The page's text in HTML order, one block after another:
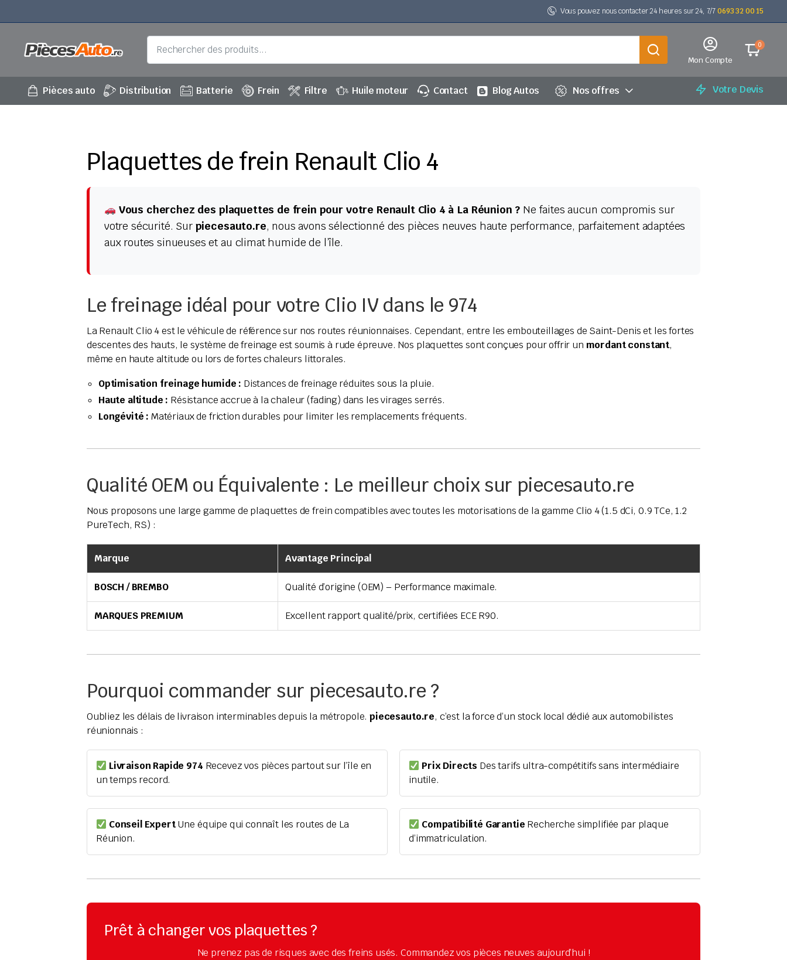
Vous pouvez nous contacter 24 heures sur 24, 7/70693 32 00 15
Mon Compte
0
Pièces auto Distribution Batterie Frein Filtre Huile moteur Contact Blog Autos Nos offres Votre Devis
Plaquettes de frein Renault Clio 4
Vous cherchez des plaquettes de frein pour votre Renault Clio 4 à La Réunion ? Ne faites aucun compromis sur
votre sécurité. Sur piecesauto.re, nous avons sélectionné des pièces neuves haute performance, parfaitement adaptées
aux routes sinueuses et au climat humide de l’île.
Le freinage idéal pour votre Clio IV dans le 974
La Renault Clio 4 est le véhicule de référence sur nos routes réunionnaises. Cependant, entre les embouteillages de Saint-Denis et les fortes
descentes des hauts, le système de freinage est soumis à rude épreuve. Nos plaquettes sont conçues pour offrir un mordant constant,
même en haute altitude ou lors de fortes chaleurs littorales.
Optimisation freinage humide : Distances de freinage réduites sous la pluie.
Haute altitude : Résistance accrue à la chaleur (fading) dans les virages serrés.
Longévité : Matériaux de friction durables pour limiter les remplacements fréquents.
Qualité OEM ou Équivalente : Le meilleur choix sur piecesauto.re
Nous proposons une large gamme de plaquettes de frein compatibles avec toutes les motorisations de la gamme Clio 4 (1.5 dCi, 0.9 TCe, 1.2
PureTech, RS) :
Marque Avantage Principal
BOSCH / BREMBO Qualité d’origine (OEM) – Performance maximale.
MARQUES PREMIUM Excellent rapport qualité/prix, certifiées ECE R90.
Pourquoi commander sur piecesauto.re ?
Oubliez les délais de livraison interminables depuis la métropole.piecesauto.re, c’est la force d’un stock local dédié aux automobilistes
réunionnais :
Livraison Rapide 974 Recevez vos pièces partout sur l’île en
un temps record.
Prix Directs Des tarifs ultra-compétitifs sans intermédiaire
inutile.
Conseil ExpertUne équipe qui connaît les routes de La
Réunion.
Compatibilité Garantie Recherche simplifiée par plaque
d’immatriculation.
Prêt à changer vos plaquettes ?
Ne prenez pas de risques avec des freins usés. Commandez vos pièces neuves aujourd’hui !